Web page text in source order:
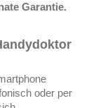
Garantie.
oder per